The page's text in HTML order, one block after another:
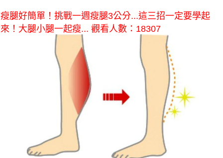
瘦腿好簡單！挑戰一週瘦腿3公分...這三招一定要學起
來！大腿小腿一起瘦... 觀看人數：18307